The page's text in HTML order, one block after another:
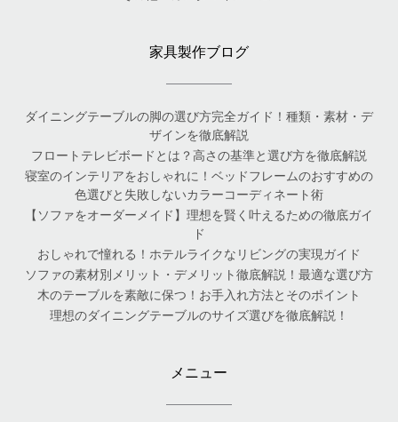
家具製作ブログ
ダイニングテーブルの脚の選び方完全ガイド！種類・素材・デ
ザインを徹底解説
フロートテレビボードとは？高さの基準と選び方を徹底解説
寝室のインテリアをおしゃれに！ベッドフレームのおすすめの
色選びと失敗しないカラーコーディネート術
【ソファをオーダーメイド】理想を賢く叶えるための徹底ガイ
ド
おしゃれで憧れる！ホテルライクなリビングの実現ガイド
ソファの素材別メリット・デメリット徹底解説！最適な選び方
木のテーブルを素敵に保つ！お手入れ方法とそのポイント
理想のダイニングテーブルのサイズ選びを徹底解説！
メニュー